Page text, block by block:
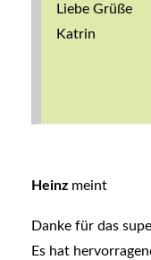
Liebe Grüße
Katrin
Heinz meint
Danke für das
Es hat